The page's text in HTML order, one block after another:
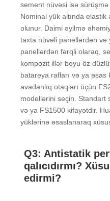
sement nüvəsi isə sürüşmə
Nominal yük altında
olunur. Daimi əyilmə
taxta nüvəli panellərdən və
panellərdən fərqli olaraq,
kompozit illər boyu öz
batareya rafları və ya əsas
avadanlıq otaqları üçün
modellərini seçin. Standart
və ya FS1500 kifayətdir.
yüklərinə əsaslanaraq
Q3: Antistatik
qalıcıdırmı?
edirmi?